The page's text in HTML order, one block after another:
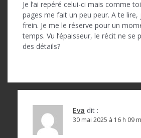
Je l’ai repéré celui-ci mais comme
pages me fait un peu peur. A te lire,
frein. Je me le réserve pour un
temps. Vu l’épaisseur, le récit ne se
des détails?
Eva dit :
30 mai 2025 à 16 h 09